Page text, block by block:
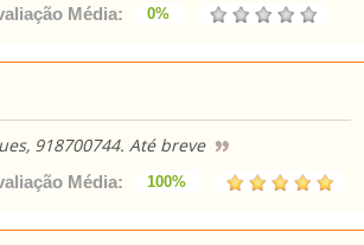
Média: 0%
918700744. Até breve
Média: 100%